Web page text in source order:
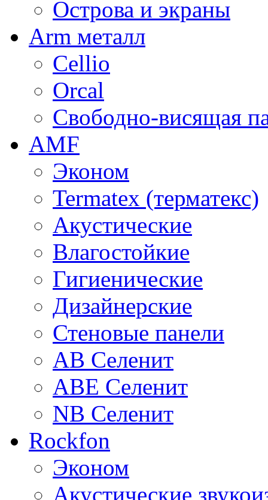
Острова и экраны
Arm металл
Cellio
Orcal
Свободно-висящая
AMF
Эконом
Termatex (терматекс)
Акустические
Влагостойкие
Гигиенические
Дизайнерские
Стеновые панели
AB Селенит
ABE Селенит
NB Селенит
Rockfon
Эконом
Акустические